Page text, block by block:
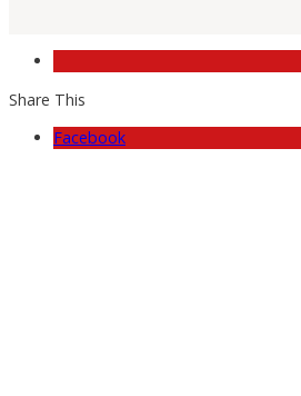
Share This
Facebook